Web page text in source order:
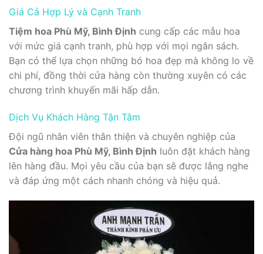
Giá Cả Hợp Lý và Cạnh Tranh
Tiệm hoa Phù Mỹ, Bình Định cung cấp các mẫu hoa
với mức giá cạnh tranh, phù hợp với mọi ngân sách.
Bạn có thể lựa chọn những bó hoa đẹp mà không lo về
chi phí, đồng thời cửa hàng còn thường xuyên có các
chương trình khuyến mãi hấp dẫn.
Dịch Vụ Khách Hàng Tận Tâm
Đội ngũ nhân viên thân thiện và chuyên nghiệp của
Cửa hàng hoa Phù Mỹ, Bình Định luôn đặt khách hàng
lên hàng đầu. Mọi yêu cầu của bạn sẽ được lắng nghe
và đáp ứng một cách nhanh chóng và hiệu quả.